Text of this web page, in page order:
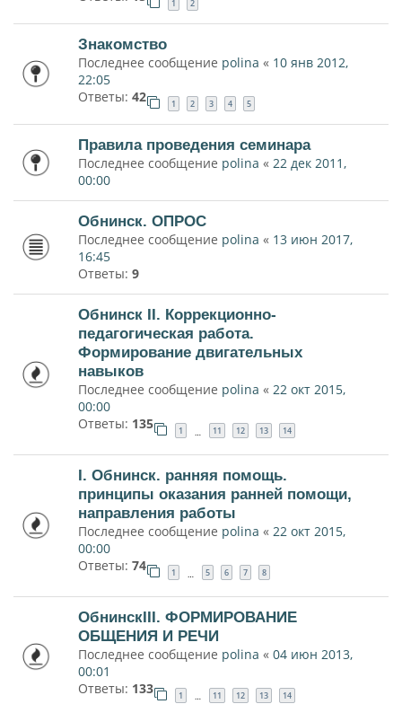
1 2
Знакомство
Последнее сообщение polina « 10 янв 2012,
22:05
Ответы: 42 1 2 3 4 5
Правила проведения семинара
Последнее сообщение polina « 22 дек 2011,
00:00
Обнинск. ОПРОС
Последнее сообщение polina « 13 июн 2017,
16:45
Ответы: 9
Обнинск II. Коррекционно-
педагогическая работа.
Формирование двигательных
навыков
Последнее сообщение polina « 22 окт 2015,
00:00
Ответы: 135 1 … 11 12 13 14
I. Обнинск. ранняя помощь.
принципы оказания ранней помощи,
направления работы
Последнее сообщение polina « 22 окт 2015,
00:00
Ответы: 74 1 5 6 7 8
ОбнинскIII. ФОРМИРОВАНИЕ
ОБЩЕНИЯ И РЕЧИ
Последнее сообщение polina « 04 июн 2013,
00:01
Ответы: 133 1 … 11 12 13 14